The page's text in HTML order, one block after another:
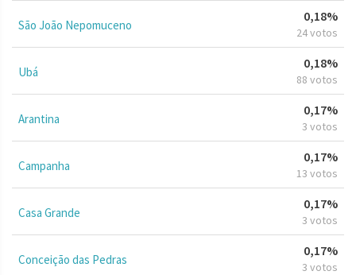
São João Nepomuceno
0,18%
24 votos
Ubá
0,18%
88 votos
Arantina
0,17%
3 votos
Campanha
0,17%
13 votos
Casa Grande
0,17%
3 votos
Conceição das Pedras
0,17%
3 votos